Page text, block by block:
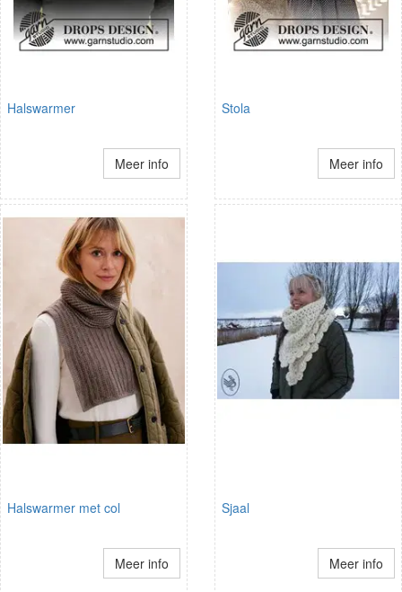
Halswarmer
Meer info
Stola
Meer info
Halswarmer met col
Meer info
Sjaal
Meer info